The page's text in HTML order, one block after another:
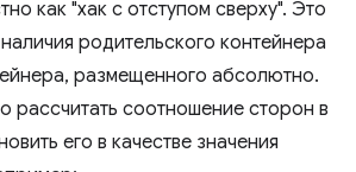
как "хак с отступом сверху". Это
родительского контейнера
размещенного абсолютно.
рассчитать соотношение сторон в
его в качестве значения